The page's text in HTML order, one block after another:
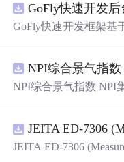
GoFly快速开发
GoFly快速开发框架基
管理后台等。api文档
成 CRUD前后端代码
大道至简思想，接口
码可读性和可维护性
发都很优秀、需要硬件
NPI综合景气指数 NPI
JEITA ED-7306